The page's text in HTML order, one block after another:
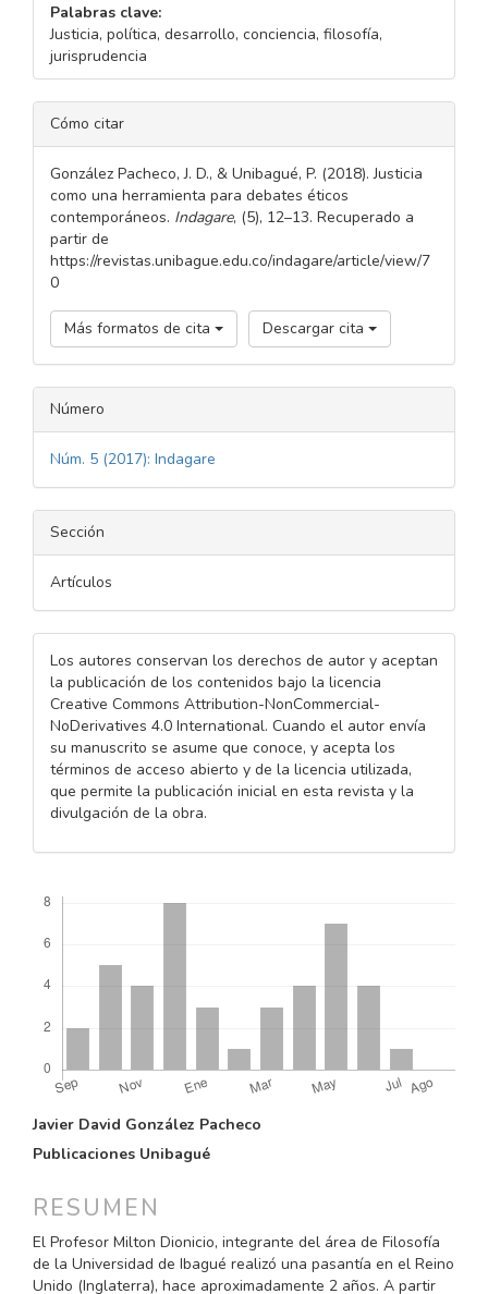
Palabras clave:
Justicia, política, desarrollo, conciencia, filosofía,
jurisprudencia
DETALLES
DEL
ARTÍCULO
Cómo citar
González Pacheco, J. D., & Unibagué, P. (2018). Justicia
como una herramienta para debates éticos
contemporáneos. Indagare, (5), 12–13. Recuperado a
partir de
https://revistas.unibague.edu.co/indagare/article/view/7
0
Más formatos de cita Descargar cita
Número
Núm. 5 (2017): Indagare
Sección
Artículos
Los autores conservan los derechos de autor y aceptan
la publicación de los contenidos bajo la licencia
Creative Commons Attribution-NonCommercial-
NoDerivatives 4.0 International. Cuando el autor envía
su manuscrito se asume que conoce, y acepta los
términos de acceso abierto y de la licencia utilizada,
que permite la publicación inicial en esta revista y la
divulgación de la obra.
CONTENIDO
PRINCIPAL
ARTÍCULO
Javier David González Pacheco
Publicaciones Unibagué
RESUMEN
El Profesor Milton Dionicio, integrante del área de Filosofía
de la Universidad de Ibagué realizó una pasantía en el Reino
Unido (Inglaterra), hace aproximadamente 2 años. A partir